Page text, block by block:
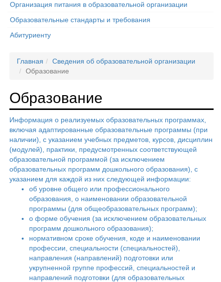
Организация питания в образовательной организации
Образовательные стандарты и требования
Абитуриенту
Главная
Сведения об образовательной организации
Образование
Образование
Информация о реализуемых образовательных программах,
включая адаптированные образовательные программы (при
наличии), с указанием учебных предметов, курсов, дисциплин
(модулей), практики, предусмотренных соответствующей
образовательной программой (за исключением
образовательных программ дошкольного образования), с
указанием для каждой из них следующей информации:
об уровне общего или профессионального
образования, о наименовании образовательной
программы (для общеобразовательных программ);
о форме обучения (за исключением образовательных
программ дошкольного образования);
нормативном сроке обучения, коде и наименовании
профессии, специальности (специальностей),
направления (направлений) подготовки или
укрупненной группе профессий, специальностей и
направлений подготовки (для образовательных